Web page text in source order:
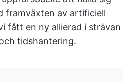
framväxten av artificiell
fått en ny allierad i strävan
tidshantering.